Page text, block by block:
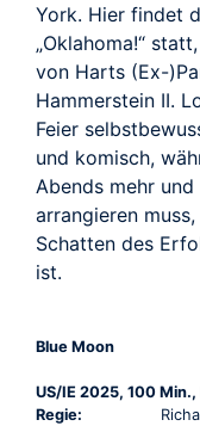
York. Hier findet
„Oklahoma!“
von Harts (Ex-
Hammerstein II.
Feier
und komisch,
Abends mehr
arrangieren
Schatten des
ist.
Blue Moon
US/IE 2025, 100 Min.,
Regie: